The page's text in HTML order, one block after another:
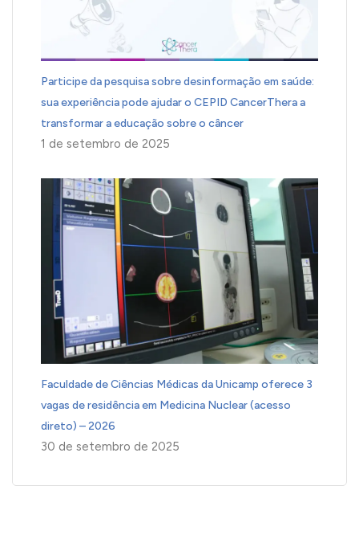
Participe da pesquisa sobre desinformação em saúde:
sua experiência pode ajudar o CEPID CancerThera a
transformar a educação sobre o câncer
1 de setembro de 2025
Faculdade de Ciências Médicas da Unicamp oferece 3
vagas de residência em Medicina Nuclear (acesso
direto) – 2026
30 de setembro de 2025